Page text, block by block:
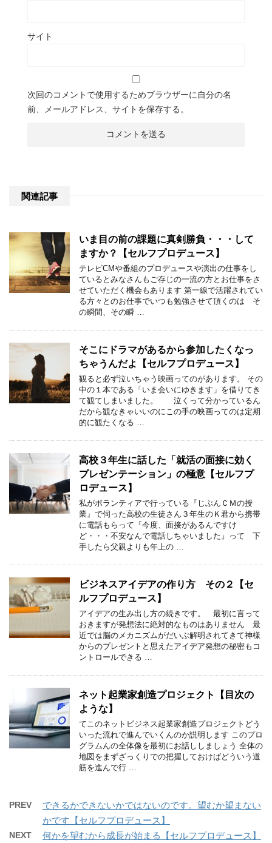
サイト
次回のコメントで使用するためブラウザーに自分の名
前、メールアドレス、サイトを保存する。
関連記事
いま目の前の課題に真剣勝負・・・して
ますか？【セルフプロデュース】
テレビCMや番組のプロデュースや演出の仕事をし
ているとみなさんもご存じの一流の方とお仕事をさ
せていただく機会もあります 第一線で活躍されてい
る方々とのお仕事でいつも勉強させて頂くのは そ
の瞬間、その瞬 …
そこにドラマがあるから参加したくなっ
ちゃうんだよ【セルフプロデュース】
観ると必ず泣いちゃう映画ってのがあります。 その
中の１本である「いま会いにゆきます」を借りてき
て観てしまいました。 泣くって分かっているん
だから観なきゃいいのにこの手の映画ってのは定期
的に観たくなる …
高校３年生に話した「就活の面接に効く
プレゼンテーション」の極意【セルフプ
ロデュース】
私がボランティアで行っている『じぶんＣＭの授
業』で伺った高校の生徒さん３年生のＫ君から携帯
に電話もらって『今度、面接があるんですけ
ど・・・不安なんで電話しちゃいました』って 下
手したら父親よりも年上の …
ビジネスアイデアの作り方 その２【セ
ルフプロデュース】
アイデアの生み出し方の続きです。 最初に言って
おきますが発想法に絶対的なものはありません 最
近では脳のメカニズムがだいぶ解明されてきて神様
からのプレゼントと思えたアイデア発想の秘密もコ
ントロールできる …
ネット起業家創造プロジェクト【目次の
ような】
てこのネットビジネス起業家創造プロジェクトどう
いった流れで進んでいくんのか説明します このプロ
グラムんの全体像を最初にお話ししましょう 全体の
地図をまずざっくりでの把握しておけばどういう道
筋を進んで行 …
PREV
できるかできないかではないのです。望むか望まない
かです【セルフプロデュース】
NEXT 何かを望むから成長が始まる【セルフプロデュース】